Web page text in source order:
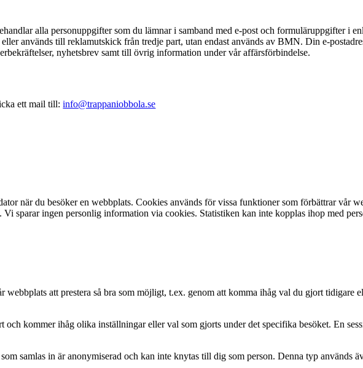
alla personuppgifter som du lämnar i samband med e-post och formuläruppgifter i
används till reklamutskick från tredje part, utan endast används av BMN. Din e-
nyhetsbrev samt till övrig information under vår affärsförbindelse.
ett mail till:info@trappaniobbola.se
när du besöker en webbplats. Cookies används för vissa funktioner som förbättrar vår
sparar ingen personlig information via cookies. Statistiken kan inte kopplas ihop med
webbplats att prestera så bra som möjligt, t.ex. genom att komma ihåg val du gjort tidigare
och kommer ihåg olika inställningar eller val som gjorts under det specifika besöket. En
samlas in är anonymiserad och kan inte knytas till dig som person. Denna typ används